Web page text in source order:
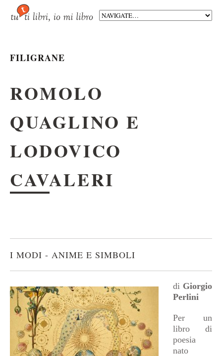
FILIGRANE
ROMOLO
QUAGLINO E
LODOVICO
CAVALERI
I MODI - ANIME E SIMBOLI
di Giorgio
Perlini
Per un
libro di
poesia
nato